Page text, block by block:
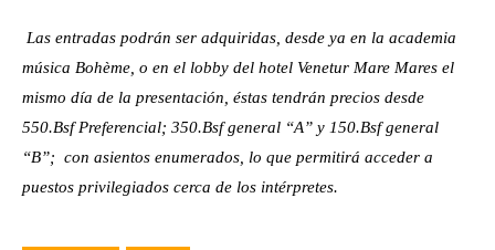
Las entradas podrán ser adquiridas, desde ya en la academia
música Bohème, o en el lobby del hotel Venetur Mare Mares el
mismo día de la presentación, éstas tendrán precios desde
550.Bsf Preferencial; 350.Bsf general “A” y 150.Bsf general
“B”; con asientos enumerados, lo que permitirá acceder a
puestos privilegiados cerca de los intérpretes.